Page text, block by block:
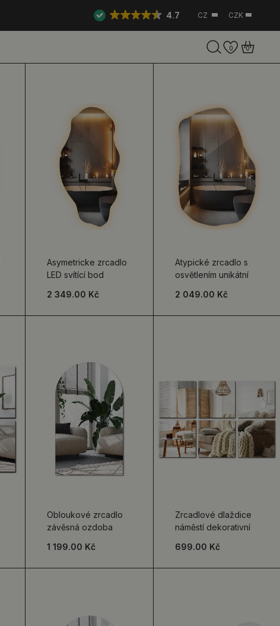
4.7 CZ CZK
0 0
Asymetricke zrcadlo
LED svítící bod
2 349.00 Kč
Atypické zrcadlo s
osvětlením unikátní
2 049.00 Kč
Obloukové zrcadlo
závěsná ozdoba
1 199.00 Kč
Zrcadlové dlaždice
náměstí dekorativní
699.00 Kč